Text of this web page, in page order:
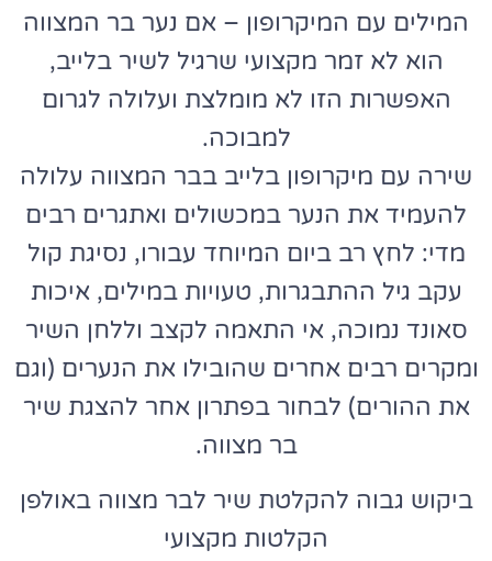
המילים עם המיקרופון – אם נער בר המצווה
הוא לא זמר מקצועי שרגיל לשיר בלייב,
האפשרות הזו לא מומלצת ועלולה לגרום
למבוכה.
שירה עם מיקרופון בלייב בבר המצווה עלולה
להעמיד את הנער במכשולים ואתגרים רבים
מדי: לחץ רב ביום המיוחד עבורו, נסיגת קול
עקב גיל ההתבגרות, טעויות במילים, איכות
סאונד נמוכה, אי התאמה לקצב וללחן השיר
ומקרים רבים אחרים שהובילו את הנערים (וגם
את ההורים) לבחור בפתרון אחר להצגת שיר
בר מצווה.
ביקוש גבוה להקלטת שיר לבר מצווה באולפן
הקלטות מקצועי